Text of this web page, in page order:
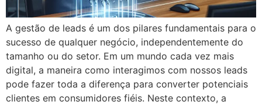
A gestão de leads é um dos pilares fundamentais para o
sucesso de qualquer negócio, independentemente do
tamanho ou do setor. Em um mundo cada vez mais
digital, a maneira como interagimos com nossos leads
pode fazer toda a diferença para converter potenciais
clientes em consumidores fiéis. Neste contexto, a